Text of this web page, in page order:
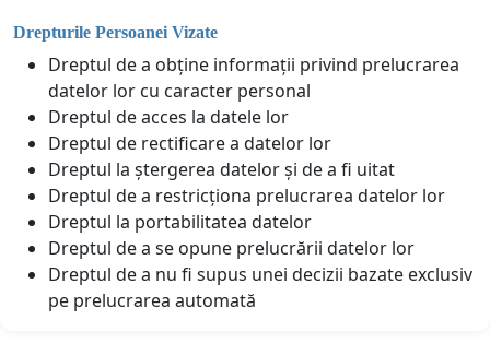
Drepturile Persoanei Vizate
Dreptul de a obține informații privind prelucrarea
datelor lor cu caracter personal
Dreptul de acces la datele lor
Dreptul de rectificare a datelor lor
Dreptul la ștergerea datelor și de a fi uitat
Dreptul de a restricționa prelucrarea datelor lor
Dreptul la portabilitatea datelor
Dreptul de a se opune prelucrării datelor lor
Dreptul de a nu fi supus unei decizii bazate exclusiv
pe prelucrarea automată